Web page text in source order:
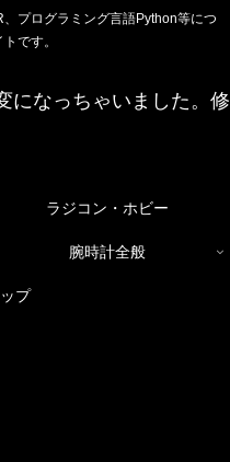
プログラミング言語Python等につ
です。
になっちゃいました。修
ラジコン・ホビー
腕時計全般
プ